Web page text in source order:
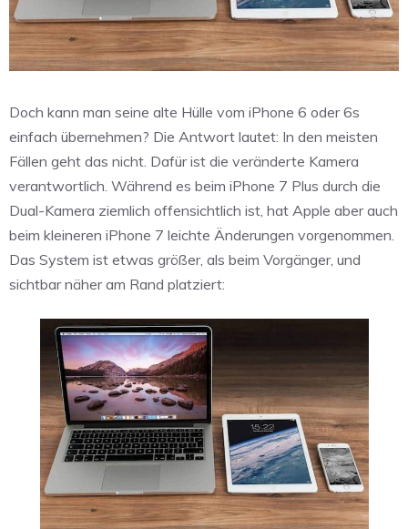
Doch kann man seine alte Hülle vom iPhone 6 oder 6s
einfach übernehmen? Die Antwort lautet: In den meisten
Fällen geht das nicht. Dafür ist die veränderte Kamera
verantwortlich. Während es beim iPhone 7 Plus durch die
Dual-Kamera ziemlich offensichtlich ist, hat Apple aber auch
beim kleineren iPhone 7 leichte Änderungen vorgenommen.
Das System ist etwas größer, als beim Vorgänger, und
sichtbar näher am Rand platziert: